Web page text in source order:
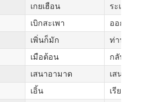
เกยเฮือน
ระเบียงบ้
เบิกสะเพา
ออกเรือส
เพิ่นก็มัก
ท่านก็ชอบ
เมือต้อน
กลับไปฝา
เสนาอามาด
เสนาอำม
เอิ้น
เรียก